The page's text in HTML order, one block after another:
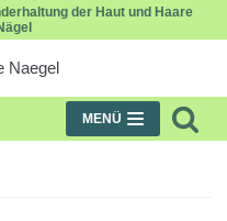
der Haut und Haare
MENÜ